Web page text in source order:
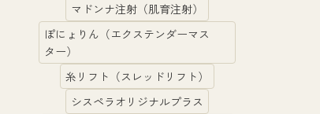
マドンナ注射（肌育注射）
ぽにょりん（エクステンダーマス
ター）
糸リフト（スレッドリフト）
シスペラオリジナルプラス